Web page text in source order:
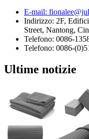
E-mail:
Indirizzo: 2F,
Street, Nantong,
Telefono: 0086-
Telefono: 0086-
Ultime notizie